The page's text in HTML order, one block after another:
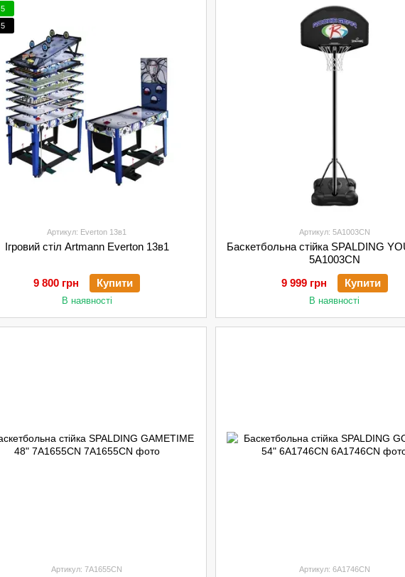
5
5
Артикул: Everton 13в1
Ігровий стіл Artmann Everton 13в1
9 800 грн Купити
В наявності
Артикул: 5A1003CN
Баскетбольна стійка SPALDING
5A1003CN
9 999 грн
Купити
В наявності
Артикул: 7A1655CN Артикул: 6A1746CN